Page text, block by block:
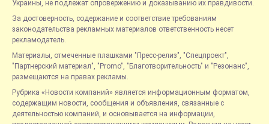
Украины, не подлежат опровержению и доказыванию их правдивости.
За достоверность, содержание и соответствие требованиям
законодательства рекламных материалов ответственность несет
рекламодатель.
Материалы, отмеченные плашками "Пресс-релиз", "Спецпроект",
"Партнерский материал", "Promo", "Благотворительность" и "Резонанс",
размещаются на правах рекламы.
Рубрика «Новости компаний» является информационным форматом,
содержащим новости, сообщения и объявления, связанные с
деятельностью компаний, и основывается на информации,